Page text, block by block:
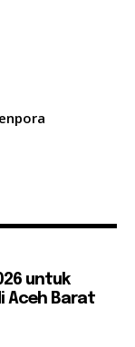
untuk
Aceh Barat